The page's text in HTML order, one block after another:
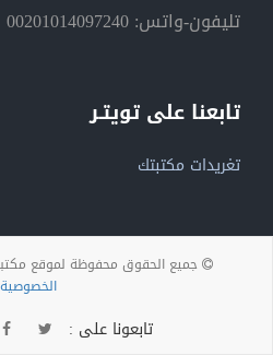
تليفون-واتس: 00201014097240
تابعنا على تويتـر
تغريدات مكتبتك
جميع الحقوق محفوظة لموقع
الخصوصية
تابعونا على :